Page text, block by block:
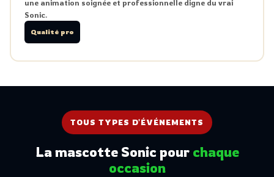
une animation soignée et professionnelle digne du vrai
Sonic.
Qualité pro
TOUS TYPES D'ÉVÉNEMENTS
La mascotte Sonic pour chaque
occasion